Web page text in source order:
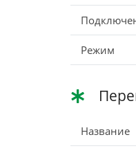
Режим
Название